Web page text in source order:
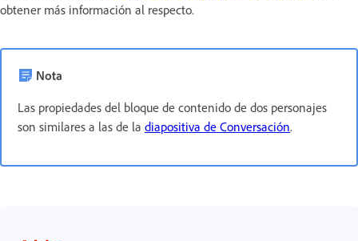
obtener más información al respecto.
Nota
Las propiedades del bloque de contenido de dos personajes
son similares a las de la diapositiva de Conversación.